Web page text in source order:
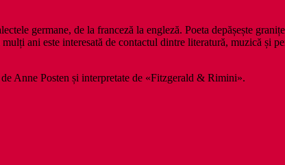
germane, de la franceză la engleză. Poeta depășește
ani este interesată de contactul dintre literatură, muzică și
Anne Posten și interpretate de «Fitzgerald & Rimini».